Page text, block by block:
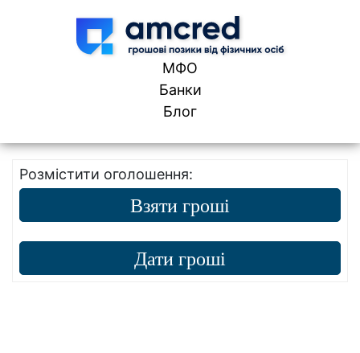
МФО
Банки
Блог
Розмістити оголошення:
Взяти гроші
Дати гроші